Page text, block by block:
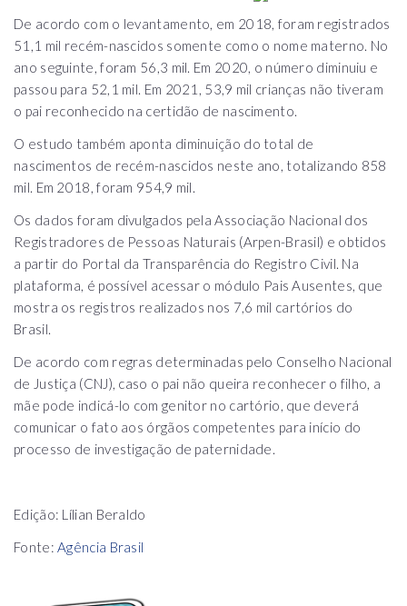
De acordo com o levantamento, em 2018, foram registrados
51,1 mil recém-nascidos somente como o nome materno. No
ano seguinte, foram 56,3 mil. Em 2020, o número diminuiu e
passou para 52,1 mil. Em 2021, 53,9 mil crianças não tiveram
o pai reconhecido na certidão de nascimento.
O estudo também aponta diminuição do total de
nascimentos de recém-nascidos neste ano, totalizando 858
mil. Em 2018, foram 954,9 mil.
Os dados foram divulgados pela Associação Nacional dos
Registradores de Pessoas Naturais (Arpen-Brasil) e obtidos
a partir do Portal da Transparência do Registro Civil. Na
plataforma, é possível acessar o módulo Pais Ausentes, que
mostra os registros realizados nos 7,6 mil cartórios do
Brasil.
De acordo com regras determinadas pelo Conselho Nacional
de Justiça (CNJ), caso o pai não queira reconhecer o filho, a
mãe pode indicá-lo com genitor no cartório, que deverá
comunicar o fato aos órgãos competentes para início do
processo de investigação de paternidade.
Edição: Lílian Beraldo
Fonte:Agência Brasil